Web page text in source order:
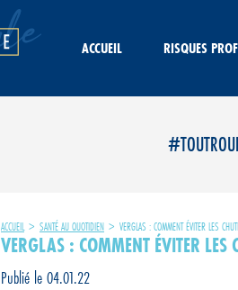
ACCUEIL RISQUES
ACCUEIL > SANTÉ AU QUOTIDIEN > VERGLAS : COMMENT ÉVITER LES
VERGLAS : COMMENT ÉVITER LES
Publié le 04.01.22